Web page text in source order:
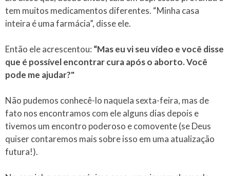
tem muitos medicamentos diferentes. “Minha casa
inteira é uma farmácia”, disse ele.
Então ele acrescentou: “Mas eu vi seu vídeo e você disse
que é possível encontrar cura após o aborto. Você
pode me ajudar?"
Não pudemos conhecê-lo naquela sexta-feira, mas de
fato nos encontramos com ele alguns dias depois e
tivemos um encontro poderoso e comovente (se Deus
quiser contaremos mais sobre isso em uma atualização
futura!).